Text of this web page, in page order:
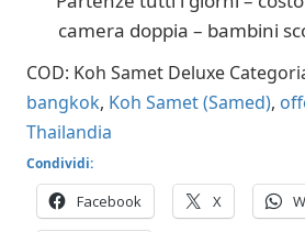
camera doppia – bambini
COD: Koh Samet Deluxe
bangkok, Koh Samet (Samed),
Thailandia
Condividi:
Facebook X